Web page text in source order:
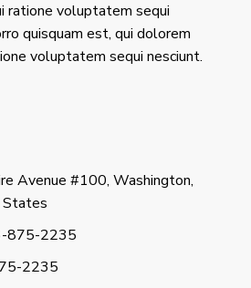
ratione voluptatem sequi
quisquam est, qui dolorem
voluptatem sequi nesciunt.
Avenue #100, Washington,
875-2235
2235